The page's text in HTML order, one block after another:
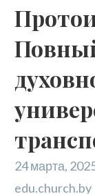
24 марта,
edu.church.by